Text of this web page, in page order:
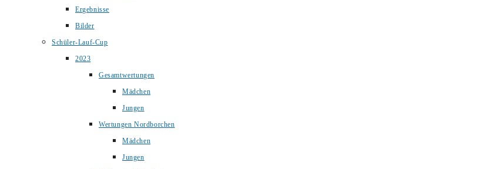
Ergebnisse
Bilder
Schüler-Lauf-Cup
2023
Gesamtwertungen
Mädchen
Jungen
Wertungen Nordborchen
Mädchen
Jungen